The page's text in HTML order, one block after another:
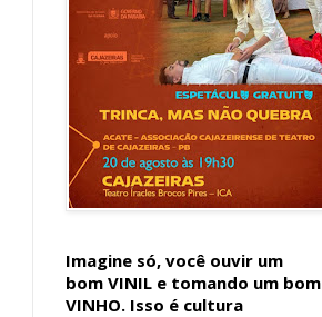
Imagine só, você ouvir um
bom VINIL e tomando um bom
VINHO. Isso é cultura